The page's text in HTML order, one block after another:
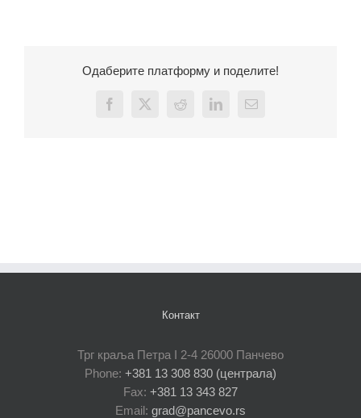
Одаберите платформу и поделите!
Facebook
X Reddit LinkedInEmail
Контакт
Трг краља Петра I 2-4 26000 Панчево
Phone: +381 13 308 830 (централа)
Fax: +381 13 343 827
Email: grad@pancevo.rs